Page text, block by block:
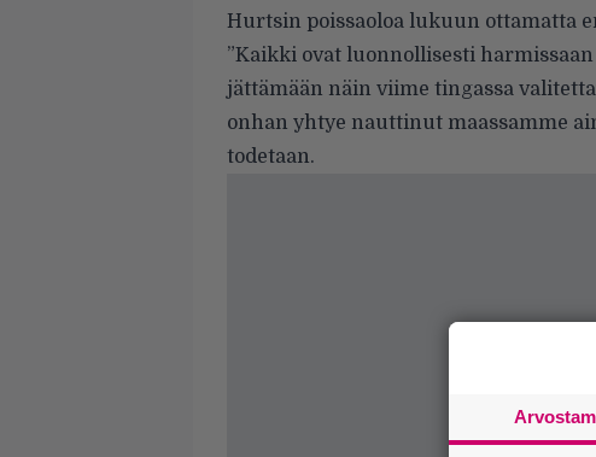
Hurtsin poissaoloa lukuun ottamatta
”Kaikki ovat luonnollisesti
jättämään näin viime tingassa
onhan yhtye nauttinut maassamme
todetaan.